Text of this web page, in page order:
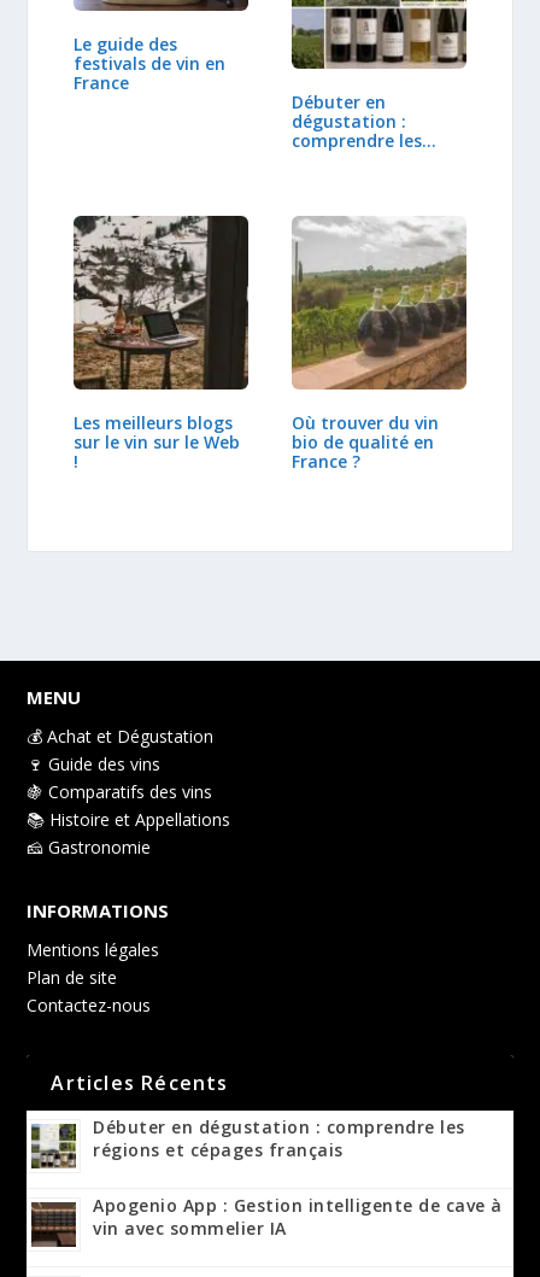
Le guide des
festivals de vin en
France
Débuter en
dégustation :
comprendre les
Les meilleurs blogs
sur le vin sur le Web
!
Où trouver du vin
bio de qualité en
France ?
MENU
💰 Achat et Dégustation
🍷 Guide des vins
🍇 Comparatifs des vins
📚 Histoire et Appellations
🧀 Gastronomie
INFORMATIONS
Mentions légales
Plan de site
Contactez-nous
Articles Récents
Débuter en dégustation : comprendre les
régions et cépages français
Apogenio App : Gestion intelligente de cave à
vin avec sommelier IA